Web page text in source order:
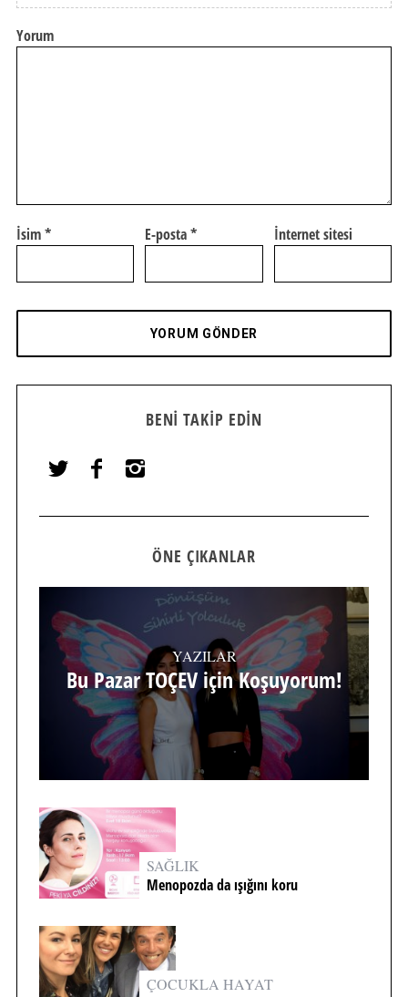
Yorum
İsim* E-posta* İnternet sitesi
BENI TAKIP EDIN
ÖNE ÇIKANLAR
YAZILAR
Bu Pazar TOÇEV için Koşuyorum!
SAĞLIK
Menopozda da ışığını koru
ÇOCUKLA HAYAT